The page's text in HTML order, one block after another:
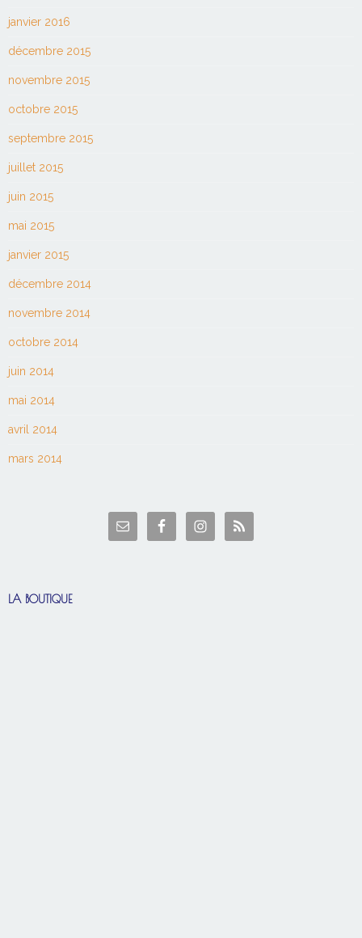
janvier 2016
décembre 2015
novembre 2015
octobre 2015
septembre 2015
juillet 2015
juin 2015
mai 2015
janvier 2015
décembre 2014
novembre 2014
octobre 2014
juin 2014
mai 2014
avril 2014
mars 2014
LA BOUTIQUE